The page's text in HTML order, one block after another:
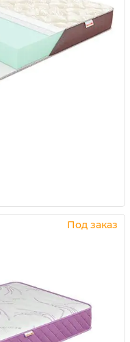
Под заказ